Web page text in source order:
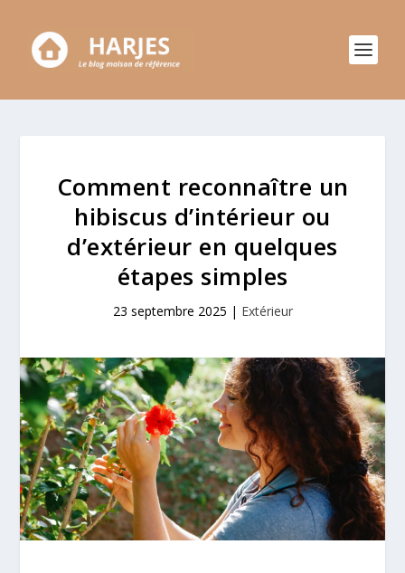
Comment reconnaître un
hibiscus d’intérieur ou
d’extérieur en quelques
étapes simples
23 septembre 2025 | Extérieur